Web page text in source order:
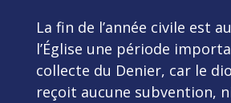
La fin de l’année civile est
l’Église une période
collecte du Denier, car le
reçoit aucune subvention,